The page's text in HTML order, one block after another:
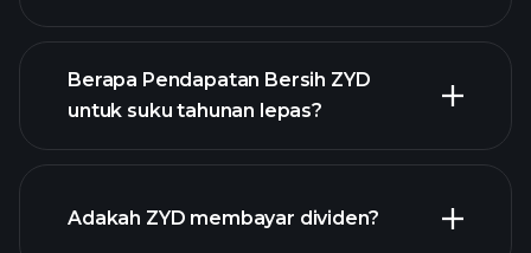
ZYD
kewangan ZYD
Berapa Pendapatan Bersih ZYD
untuk suku tahunan lepas?
Adakah ZYD membayar dividen?